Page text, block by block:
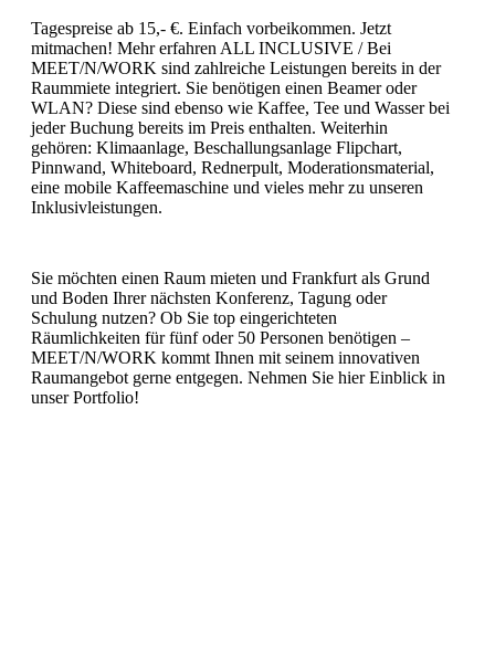
Tagespreise ab 15,- €. Einfach vorbeikommen. Jetzt
mitmachen! Mehr erfahren ALL INCLUSIVE / Bei
MEET/N/WORK sind zahlreiche Leistungen bereits in der
Raummiete integriert. Sie benötigen einen Beamer oder
WLAN? Diese sind ebenso wie Kaffee, Tee und Wasser bei
jeder Buchung bereits im Preis enthalten. Weiterhin
gehören: Klimaanlage, Beschallungsanlage Flipchart,
Pinnwand, Whiteboard, Rednerpult, Moderationsmaterial,
eine mobile Kaffeemaschine und vieles mehr zu unseren
Inklusivleistungen.
Sie möchten einen Raum mieten und Frankfurt als Grund
und Boden Ihrer nächsten Konferenz, Tagung oder
Schulung nutzen? Ob Sie top eingerichteten
Räumlichkeiten für fünf oder 50 Personen benötigen –
MEET/N/WORK kommt Ihnen mit seinem innovativen
Raumangebot gerne entgegen. Nehmen Sie hier Einblick in
unser Portfolio!